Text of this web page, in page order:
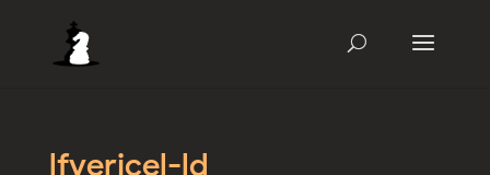
lfvericel-ld